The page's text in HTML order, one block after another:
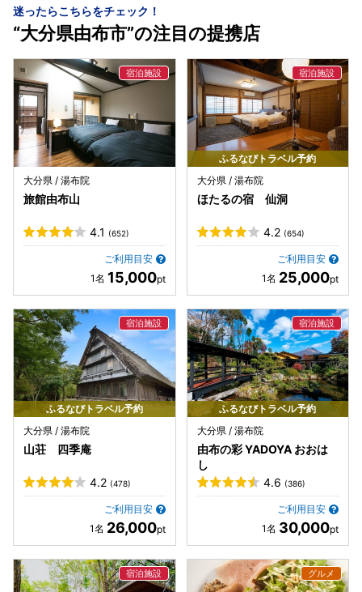
迷ったらこちらをチェック！
“大分県由布市”の注目の提携店
大分県 / 湯布院
旅館由布山
4.1 (652)
ご利用目安
15,000
ふるなびトラベル予約
大分県 / 湯布院
ほたるの宿 仙洞
4.2 (654)
ご利用目安
25,000
ふるなびトラベル予約
大分県 / 湯布院
山荘 四季庵
4.2 (478)
ご利用目安
26,000
ふるなびトラベル予約
大分県 / 湯布院
由布の彩 YADOYA おおは
し
4.6 (386)
ご利用目安
30,000